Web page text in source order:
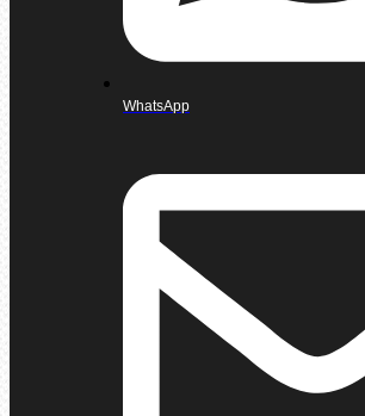
WhatsApp